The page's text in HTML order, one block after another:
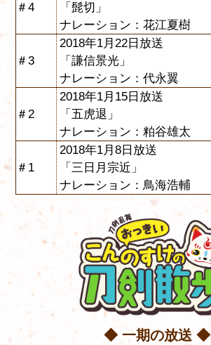
＃4
「髭切」
ナレーション：花江夏樹
＃3
2018年1月22日放送
「謙信景光」
ナレーション：代永翼
＃2
2018年1月15日放送
「五虎退」
ナレーション：粕谷雄太
＃1
2018年1月8日放送
「三日月宗近」
ナレーション：鳥海浩輔
◆ 一期の放送 ◆